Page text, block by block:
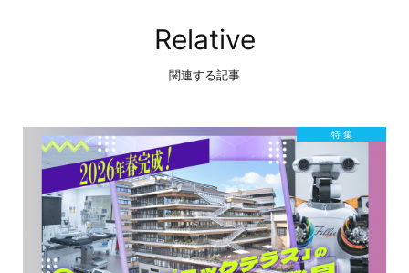
Relative
関連する記事
特 集